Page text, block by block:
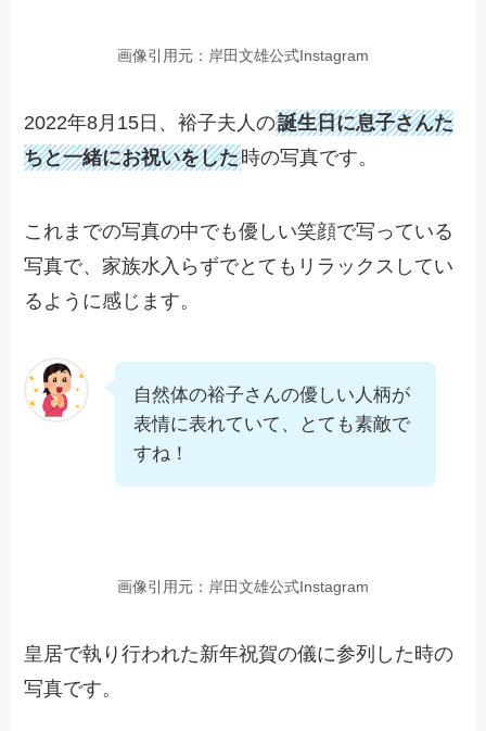
画像引用元：岸田文雄公式Instagram
2022年8月15日、裕子夫人の誕生日に息子さんた
ちと一緒にお祝いをした時の写真です。
これまでの写真の中でも優しい笑顔で写っている
写真で、家族水入らずでとてもリラックスしてい
るように感じます。
自然体の裕子さんの優しい人柄が
表情に表れていて、とても素敵で
すね！
画像引用元：岸田文雄公式Instagram
皇居で執り行われた新年祝賀の儀に参列した時の
写真です。